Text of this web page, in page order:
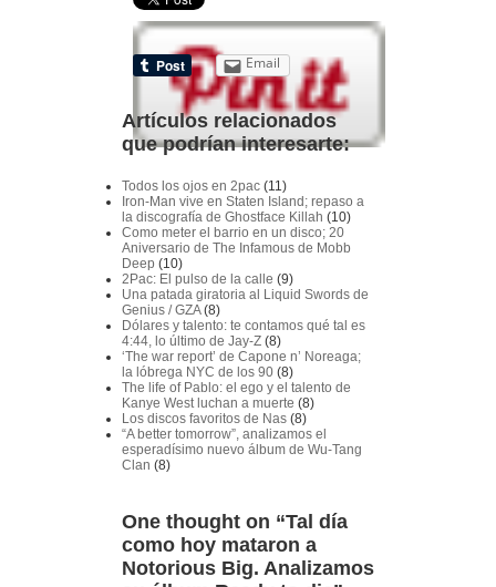
Email
Artículos relacionados
que podrían interesarte:
Todos los ojos en 2pac (11)
Iron-Man vive en Staten Island; repaso a
la discografía de Ghostface Killah (10)
Como meter el barrio en un disco; 20
Aniversario de The Infamous de Mobb
Deep (10)
2Pac: El pulso de la calle (9)
Una patada giratoria al Liquid Swords de
Genius / GZA(8)
Dólares y talento: te contamos qué tal es
4:44, lo último de Jay-Z (8)
‘The war report’ de Capone n’ Noreaga;
la lóbrega NYC de los 90 (8)
The life of Pablo: el ego y el talento de
Kanye West luchan a muerte (8)
Los discos favoritos de Nas (8)
“A better tomorrow”, analizamos el
esperadísimo nuevo álbum de Wu-Tang
Clan (8)
One thought on “Tal día
como hoy mataron a
Notorious Big. Analizamos